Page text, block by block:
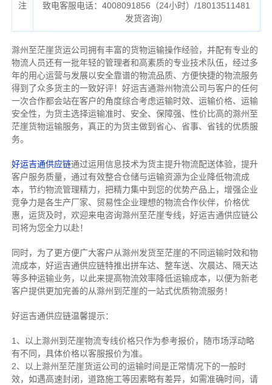
注
致电客服电话：4008091856（24小时）/18013511481
发货咨询）
滁州至茫崖货运公司拥有丰富的货物运输操作经验，并配有专业的
物流人员还有一批年轻的管理者和高素质的专业技术队伍，经过多
年的用心运营与发展以安全靠谱的物流品质、方便快捷的物流服务
得到了众多货主的一致好评！好运吉通滁州物流公司与客户的任何
一次合作都会站在客户的角度综合考虑运输时效、运输价格、运输
安全性，为货主选择运输准时、安全、保障强、性价比高的滁州至
茫崖货物运输服务，真正的为货主做到省心、省事、省钱的优质服
务。
好运吉通供应链通过运用信息技术为货主提升物流配送体验，提升
客户服务质量，通过有效整合仓储与运输资源为企业降低物流成
本，节约物流管理精力，把精力集中到您的优势产品上，增强企业
竞争力是各生产厂家、贸易性企业理想的物流合作伙伴，价格优
惠，运货及时，欢迎来电咨询滁州至茫崖专线，好运吉通供应链公
司将为您全力以赴！
同时，为了更方便广大客户从滁州发货至茫崖的不同运输时效和物
流成本，好运吉通供应链特推出拼车达、整车送、次晨达、隔天达
等多种运输业务，以此来提高物流效率降低运输成本，以便为新老
客户提供更加完善的从滁州到茫崖的一站式优质物流服务！
好运吉通供应链温馨提示：
1、以上滁州到茫崖物流专线价格只作为参考报价，随市场浮动略
有不同，具体价格以客服报价为准。
2、以上滁州 至茫崖货运公司的运输时间是正常情况下的一般时
效，如遇高速封闭，道路施工等因素略有差异，如需准确时间，请